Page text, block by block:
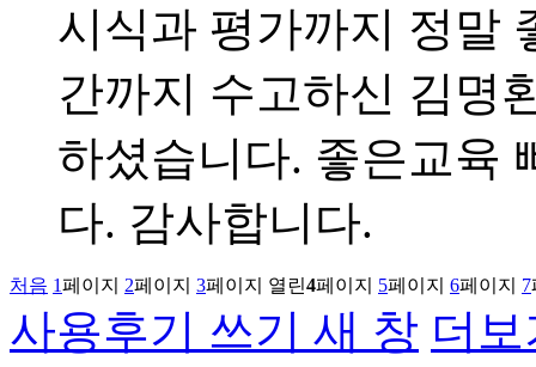
시식과 평가까지 정말
간까지 수고하신 김명
하셨습니다. 좋은교육
다. 감사합니다.
처음 1페이지 2페이지 3페이지 열린4페이지 5페이지 6페이지 7
사용후기 쓰기 새 창 더보